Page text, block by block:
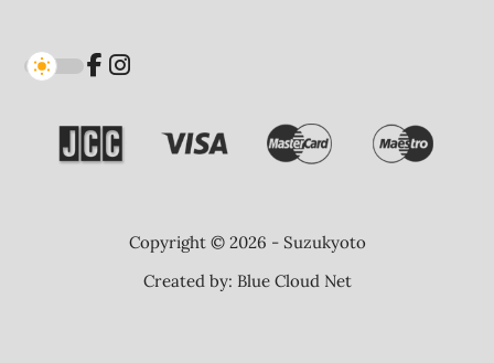
Copyright © 2026 - Suzukyoto
Created by: Blue Cloud Net